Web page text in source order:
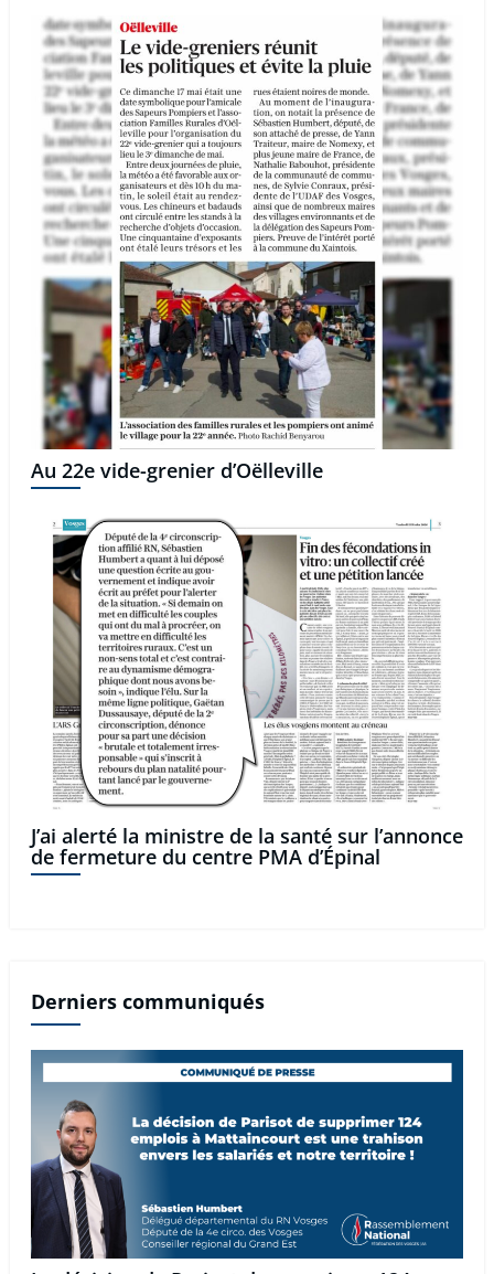
Au 22e vide-grenier d’Oëlleville
J’ai alerté la ministre de la santé sur l’annonce
de fermeture du centre PMA d’Épinal
Derniers communiqués